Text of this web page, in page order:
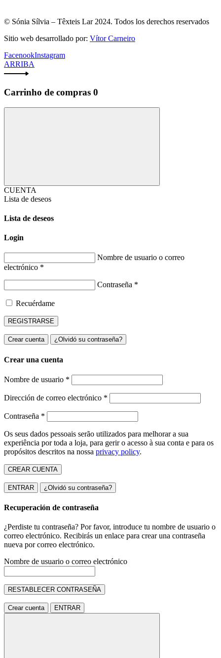
© Sónia Sílvia – Têxteis Lar 2024. Todos los derechos reservados
Sitio web desarrollado por: Vítor Carneiro
FacenookInstagram
ARRIBA
Carrinho de compras 0
CUENTA
Lista de deseos
Lista de deseos
Login
Nombre de usuario o correo
electrónico *
Contraseña *
Recuérdame
REGISTRARSE
Crear cuenta ¿Olvidó su contraseña?
Crear una cuenta
Nombre de usuario *
Dirección de correo electrónico *
Contraseña *
Os seus dados pessoais serão utilizados para melhorar a sua
experiência por toda a loja, para gerir o acesso à sua conta e para os
propósitos descritos na nossa privacy policy.
CREAR CUENTA
ENTRAR ¿Olvidó su contraseña?
Recuperación de contraseña
¿Perdiste tu contraseña? Por favor, introduce tu nombre de usuario o
correo electrónico. Recibirás un enlace para crear una contraseña
nueva por correo electrónico.
Nombre de usuario o correo electrónico
RESTABLECER CONTRASEÑA
Crear cuenta ENTRAR